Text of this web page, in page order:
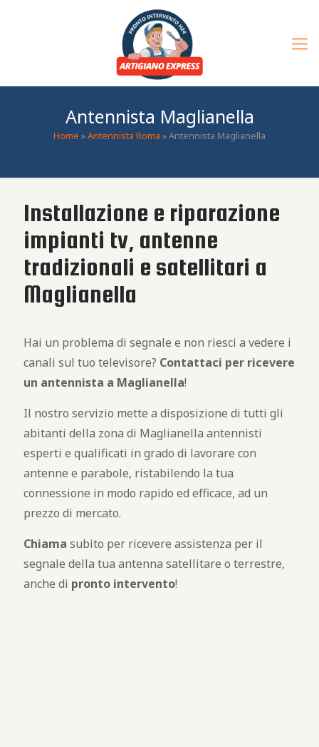
Antennista Maglianella
Home »Antennista Roma »Antennista Maglianella
Installazione e riparazione
impianti tv, antenne
tradizionali e satellitari a
Maglianella
Hai un problema di segnale e non riesci a vedere i
canali sul tuo televisore? Contattaci per ricevere
un antennista a Maglianella!
Il nostro servizio mette a disposizione di tutti gli
abitanti della zona di Maglianella antennisti
esperti e qualificati in grado di lavorare con
antenne e parabole, ristabilendo la tua
connessione in modo rapido ed efficace, ad un
prezzo di mercato.
Chiama subito per ricevere assistenza per il
segnale della tua antenna satellitare o terrestre,
anche di pronto intervento!